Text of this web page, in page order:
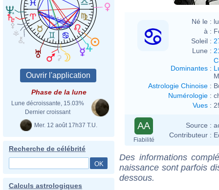
Phase de la lune
Lune décroissante, 15.03%
Dernier croissant
Mer. 12 août 17h37 T.U.
Recherche de célébrité
Calculs astrologiques
Né le :
à :
Soleil :
Lune :
Dominantes :
Astrologie Chinoise :
Numérologie :
Vues :
AA
Fiabilité
Source :
Contributeur :
Des informations
naissance sont parfois
dessous.